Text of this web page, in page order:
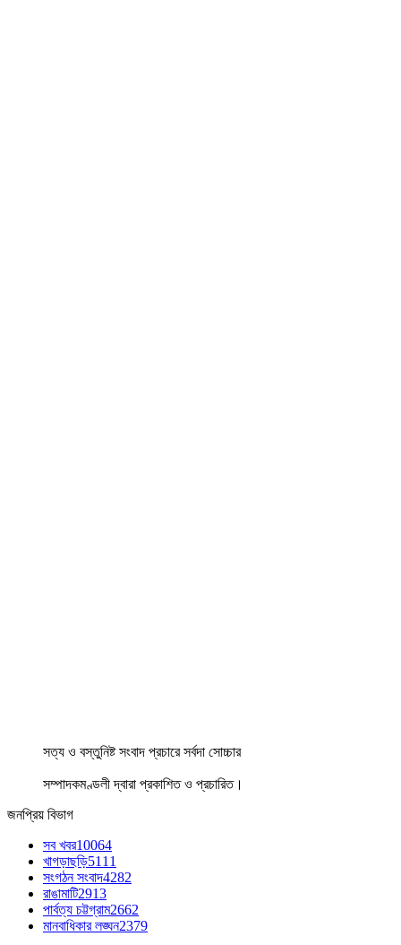
সত্য ও বস্তুনিষ্ট সংবাদ প্রচারে সর্বদা সোচ্চার
সম্পাদকমণ্ডলী দ্বারা প্রকাশিত ও প্রচারিত।
জনপ্রিয় বিভাগ
সব খবর10064
খাগড়াছড়ি5111
সংগঠন সংবাদ4282
রাঙামাটি2913
পার্বত্য চট্টগ্রাম2662
মানবাধিকার লঙ্ঘন2379